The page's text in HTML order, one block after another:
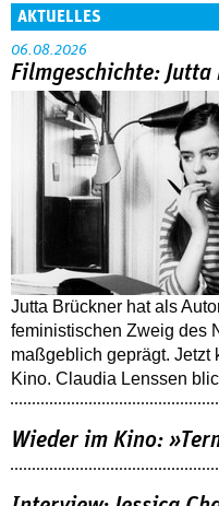
AKTUELLES
06.08.2026
Filmgeschichte: Jutta
Jutta Brückner hat als
feministischen Zweig des
maßgeblich geprägt. Jetzt
Kino. Claudia Lenssen
Wieder im Kino: